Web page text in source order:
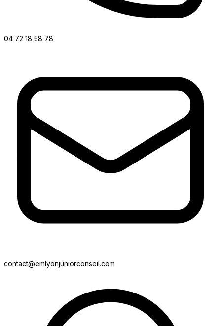
04 72 18 58 78
contact@emlyonjuniorconseil.com